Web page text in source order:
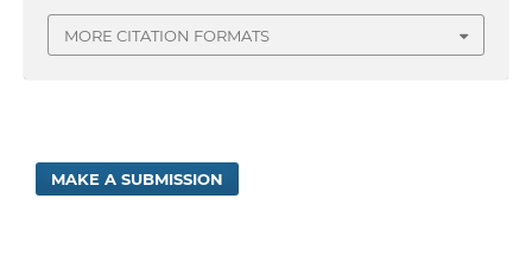
MORE CITATION FORMATS
MAKE A SUBMISSION